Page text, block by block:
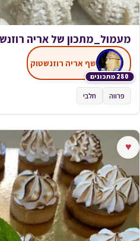
מעמול_מתכון של אריה
280 מתכונים
שף אריה רוזנשטוק
פרווה חלבי
♥